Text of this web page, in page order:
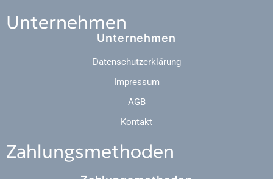
Unternehmen
Unternehmen
Datenschutzerklärung
Impressum
AGB
Kontakt
Zahlungsmethoden